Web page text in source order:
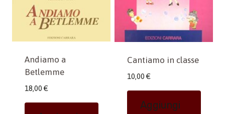
Andiamo a
Betlemme
18,00 €
Cantiamo in classe
10,00 €
Aggiungi